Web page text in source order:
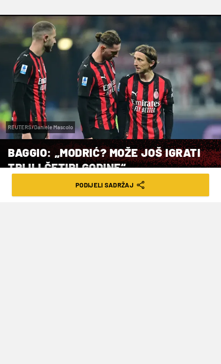
REUTERS/Daniele Mascolo
BAGGIO: „MODRIĆ? MOŽE JOŠ IGRATI
TRI ILI ČETIRI GODINE“
PODIJELI SADRŽAJ